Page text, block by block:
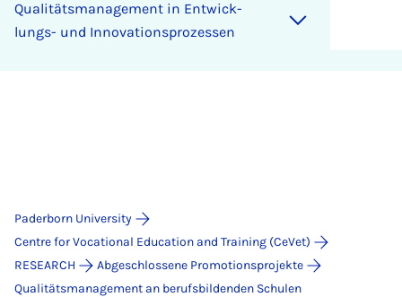
Qua­li­täts­ma­na­ge­ment in Ent­wick­
lungs- und In­no­va­ti­ons­pro­zes­sen
Paderborn University
Centre for Vocational Education and Training (CeVet)
RESEARCH
Abgeschlossene Promotionsprojekte
Qualitätsmanagement an berufsbildenden Schulen